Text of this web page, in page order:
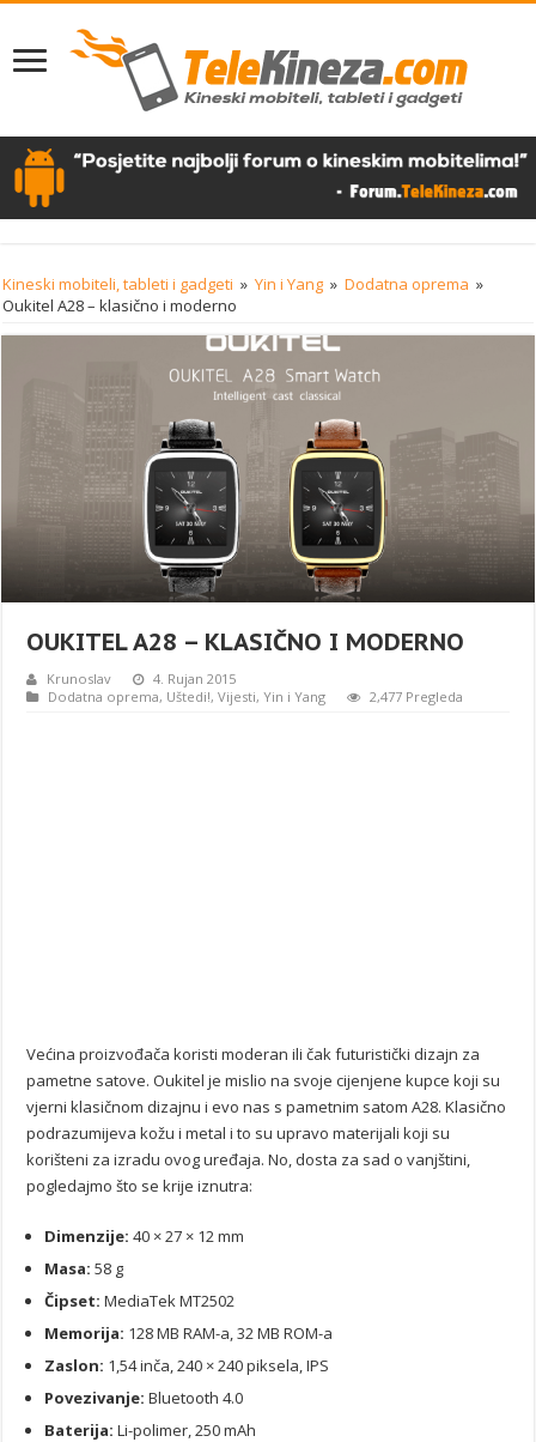
Kineski mobiteli, tableti i gadgeti » Yin i Yang » Dodatna oprema »
Oukitel A28 – klasično i moderno
OUKITEL A28 – KLASIČNO I MODERNO
Krunoslav
4. Rujan 2015
Dodatna oprema, Uštedi!,Vijesti,Yin i Yang 2,477 Pregleda
Većina proizvođača koristi moderan ili čak futuristički dizajn za
pametne satove. Oukitel je mislio na svoje cijenjene kupce koji su
vjerni klasičnom dizajnu i evo nas s pametnim satom A28. Klasično
podrazumijeva kožu i metal i to su upravo materijali koji su
korišteni za izradu ovog uređaja. No, dosta za sad o vanjštini,
pogledajmo što se krije iznutra:
Dimenzije: 40 × 27 × 12 mm
Masa: 58 g
Čipset: MediaTek MT2502
Memorija: 128 MB RAM-a, 32 MB ROM-a
Zaslon: 1,54 inča, 240 × 240 piksela, IPS
Povezivanje: Bluetooth 4.0
Baterija: Li-polimer, 250 mAh